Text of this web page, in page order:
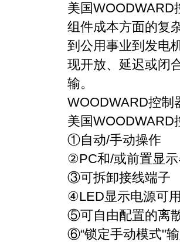
美国WOODWARD
组件成本方面的复
到公用事业到发电
现开放、延迟或闭
输。
WOODWARD控制
美国WOODWARD
①自动/手动操作
②PC和/或前置显
③可拆卸接线端子
④LED显示电源可
⑤可自由配置的离
⑥“锁定手动模式"